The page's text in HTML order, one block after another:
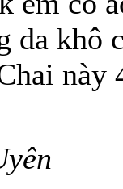
da khô
này